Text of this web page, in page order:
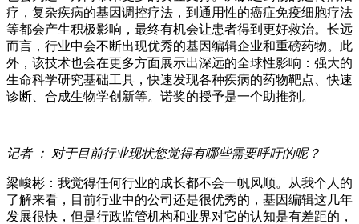
疗，复杂疾病的基因调控疗法，到通用性的癌症免疫细胞疗法
等都会产生积极影响，最终有机会让患者得到更好救治。长远
而言，行业中会不断出现优秀的基因编辑企业和重磅药物。此
外，该技术也会在更多方面展示出深远的全球性影响：强大的
生命科学研究基础工具，快速发现各种疾病的药物靶点、快速
诊断、合成生物学创新等。诺奖的授予是一个助推剂。
记者 ： 对于目前行业现状您觉得有哪些需要呼吁的呢？
梁峻彬：我觉得任何行业的成长都不会一帆风顺。从我个人的
了解来看，目前行业中的公司还是很优秀的，基因编辑这几年
发展很快，但是行政监管机构和业界对它的认知是有差距的，